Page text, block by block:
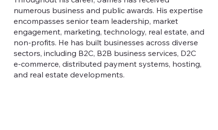
numerous business and public awards. His expertise
encompasses senior team leadership, market
engagement, marketing, technology, real estate, and
non-profits. He has built businesses across diverse
sectors, including B2C, B2B business services, D2C
e-commerce, distributed payment systems, hosting,
and real estate developments.